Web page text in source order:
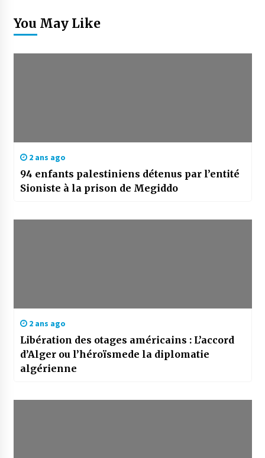
You May Like
2 ans ago
94 enfants palestiniens détenus par l’entité
Sioniste à la prison de Megiddo
2 ans ago
Libération des otages américains : L’accord
d’Alger ou l’héroïsmede la diplomatie
algérienne